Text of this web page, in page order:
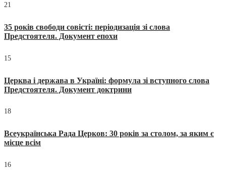
21
35 років свободи совісті: періодизація зі слова
Предстоятеля. Документ епохи
15
Церква і держава в Україні: формула зі вступного слова
Предстоятеля. Документ доктрини
18
Всеукраїнська Рада Церков: 30 років за столом, за яким є
місце всім
16